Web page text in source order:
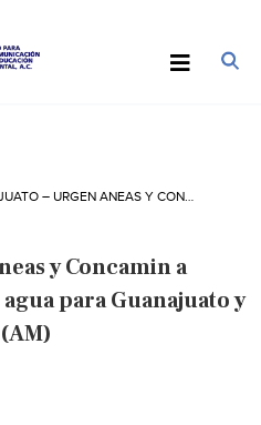
y Concamin a
para Guanajuato y